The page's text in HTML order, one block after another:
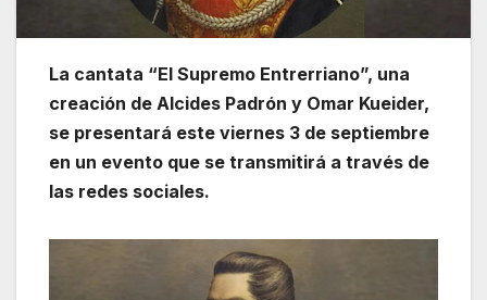
La cantata “El Supremo Entrerriano”, una
creación de Alcides Padrón y Omar Kueider,
se presentará este viernes 3 de septiembre
en un evento que se transmitirá a través de
las redes sociales.